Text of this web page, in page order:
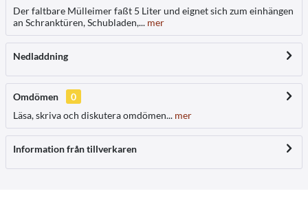
Der faltbare Mülleimer faßt 5 Liter und eignet sich zum einhängen
an Schranktüren, Schubladen,... mer
Nedladdning
Omdömen
0
Läsa, skriva och diskutera omdömen... mer
Information från tillverkaren